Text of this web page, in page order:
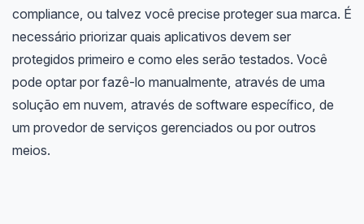
compliance, ou talvez você precise proteger sua marca. É
necessário priorizar quais aplicativos devem ser
protegidos primeiro e como eles serão testados. Você
pode optar por fazê-lo manualmente, através de uma
solução em nuvem, através de software específico, de
um provedor de serviços gerenciados ou por outros
meios.